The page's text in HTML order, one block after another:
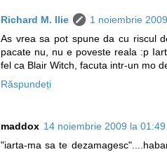
Richard M. Ilie
1 noiembrie
As vrea sa pot spune da cu riscul
pacate nu, nu e poveste reala :p
fel ca Blair Witch, facuta intr-un mo
Răspundeți
maddox 14 noiembrie 2009 la 01:49
"iarta-ma sa te